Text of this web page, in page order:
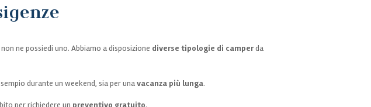
ne possiedi uno. Abbiamo a disposizione diverse tipologie di camperda
durante un weekend, sia per unavacanza più lunga.
per richiedere un preventivo gratuito.